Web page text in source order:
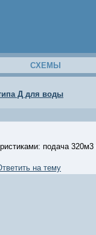
СХЕМЫ
Д для воды
подача
на тему